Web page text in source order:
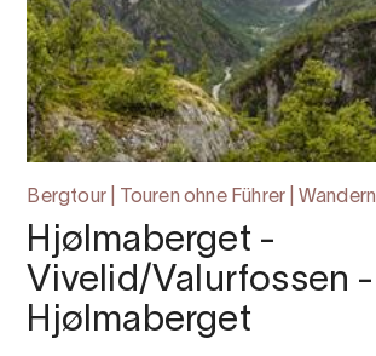
Bergtour | Touren ohne Führer | Wandern
Hjølmaberget -
Vivelid/Valurfossen -
Hjølmaberget